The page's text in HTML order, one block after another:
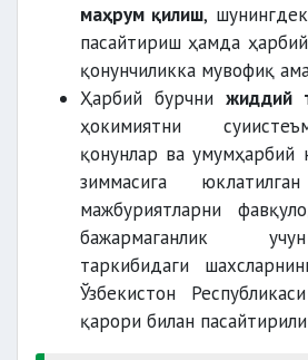
маҳрум қилиш,
пасайтириш ҳамда
қонунчиликка мувофиқ
Ҳарбий бурчни жиддий
ҳокимиятни
қонунлар ва умумҳарбий
зиммасига
мажбуриятларни
бажармаганлик
таркибидаги
Ўзбекистон
қарори билан